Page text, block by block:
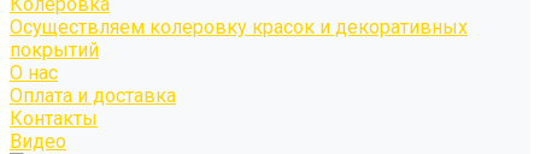
Осуществляем колеровку красок и декоративных
покрытий
О нас
Оплата и доставка
Контакты
Видео